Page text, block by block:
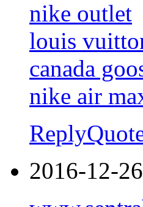
nike outlet
louis
canada
nike air
Reply
2016-12-